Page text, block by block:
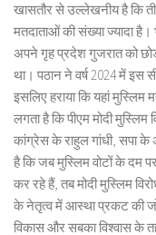
खासतौर से उल्लेखनीय है कि
मतदाताओं की संख्या ज्यादा
अपने गृह प्रदेश गुजरात को
था। पठान ने वर्ष 2024 में इस
इसलिए हराया कि यहां
लगता है कि पीएम मोदी
कांग्रेस के राहुल गांधी, सपा
है कि जब मुस्लिम वोटों के दम
कर रहे हैं, तब मोदी मुस्लिम
के नेतृत्व में आस्था प्रकट की जो
विकास और सबका विश्वास के